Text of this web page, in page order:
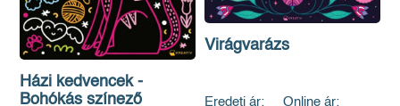
Házi kedvencek -
Bohókás színező
Virágvarázs
Eredeti ár: Online ár: